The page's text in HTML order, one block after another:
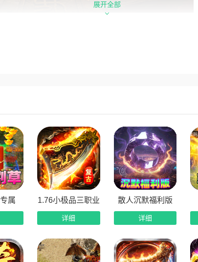
展开全部
属 1.76小极品三职业
详细
散人沉默福利版
详细